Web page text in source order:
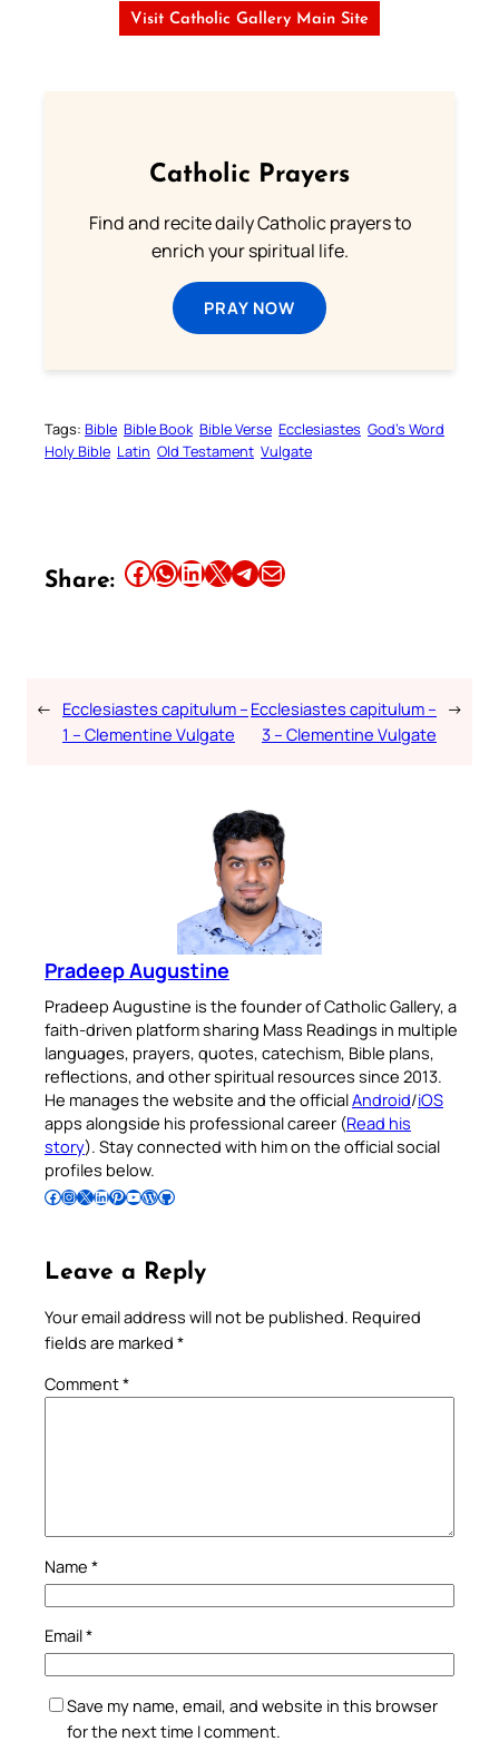
Visit Catholic Gallery Main Site
Catholic Prayers
Find and recite daily Catholic prayers to
enrich your spiritual life.
PRAY NOW
Tags: Bible Bible Book Bible Verse Ecclesiastes God’s Word
Holy Bible Latin Old Testament Vulgate
Share: Share this article on Facebook Share this article on WhatsApp Share this article on LinkedIn Share this article on X Share this article on TelegramEmail this Article
← Ecclesiastes capitulum –
1 – Clementine Vulgate
Ecclesiastes capitulum –
3 – Clementine Vulgate
→
Pradeep Augustine
Pradeep Augustine is the founder of Catholic Gallery, a
faith-driven platform sharing Mass Readings in multiple
languages, prayers, quotes, catechism, Bible plans,
reflections, and other spiritual resources since 2013.
He manages the website and the officialAndroid/iOS
apps alongside his professional career (Read his
story). Stay connected with him on the official social
profiles below.
Follow Pradeep on Facebook Follow Pradeep on InstagramFollow Pradeep on X Follow Pradeep on LinkedIn Follow Pradeep on Pinterest Subscribe to Pradeep’s Youtube Channel Follow Pradeep on WordPress Follow Pradeep on GitHub
Leave a Reply
Your email address will not be published. Required
fields are marked *
Comment*
Name *
Email*
Save my name, email, and website in this browser
for the next time I comment.